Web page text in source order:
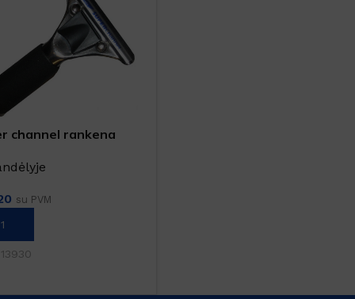
channel rankena
su PVM
13930